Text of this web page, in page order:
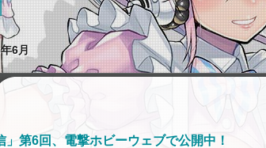
6月
」第6回、電撃ホビーウェブで公開中！